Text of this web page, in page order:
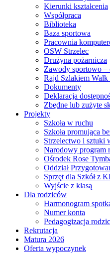
Kierunki kształcenia
Współpraca
Biblioteka
Baza sportowa
Pracownia
OSW Strzelec
Drużyna pożarnicza
Zawody sportowo –
Rajd Szlakiem
Dokumenty
Deklaracja
Zbędne lub zużyte
Projekty
Szkoła w ruchu
Szkoła promująca
Strzelectwo i sztuki
Narodowy program
Ośrodek Rose
Oddział
Sprzęt dla Szkół z
Wyjście z klasą
Dla rodziców
Harmonogram
Numer konta
Pedagogizacja
Rekrutacja
Matura 2026
Oferta wypoczynek